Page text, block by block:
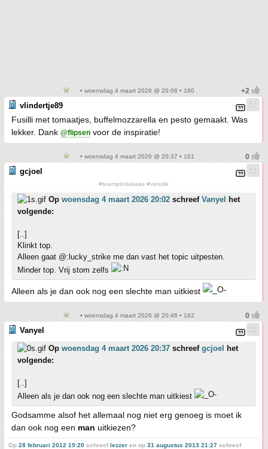
• woensdag 4 maart 2026 @ 20:06 • 160
vlindertje89
Fusilli met tomaatjes, buffelmozzarella en pesto gemaakt. Was
lekker. Dank @flipsen voor de inspiratie!
• woensdag 4 maart 2026 @ 20:37 • 161
gcjoel
#teampindakaas #viesdik
Op woensdag 4 maart 2026 20:02 schreef Vanyel
het
volgende:
[..]
Klinkt top.
Alleen gaat @:lucky_strike me dan vast het topic uitpesten.
Minder top. Vrij stom zelfs
Alleen als je dan ook nog een slechte man uitkiest
• woensdag 4 maart 2026 @ 20:46 • 162
Vanyel
Op woensdag 4 maart 2026 20:37 schreef gcjoel
het
volgende:
[..]
Alleen als je dan ook nog een slechte man uitkiest
Godsamme alsof het allemaal nog niet erg genoeg is moet ik
dan ook nog een man uitkiezen?
Op 28 februari 2012 19:20 schreeflezzer en op 31 augustus 2013 21:27 schreef